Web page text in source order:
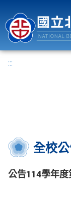
:::
全校
公告114學年